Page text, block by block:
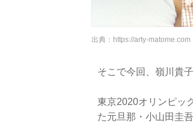
出典： https://arty-matome.com
そこで今回、嶺川貴
東京2020オリンピッ
た元旦那・小山田圭